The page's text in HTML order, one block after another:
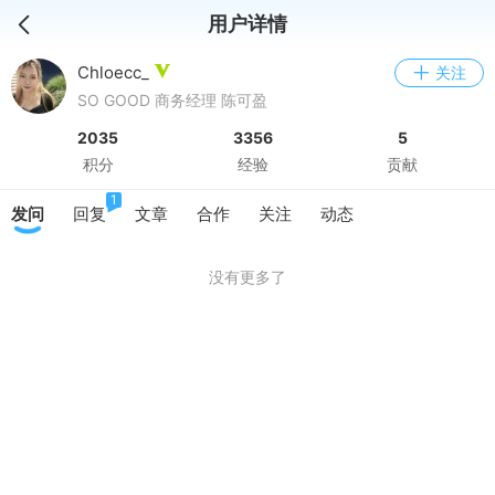
用户详情
Chloecc_
关注
SO GOOD 商务经理 陈可盈
2035
积分
3356
经验
5
贡献
发问
1
回复 文章 合作 关注 动态
没有更多了